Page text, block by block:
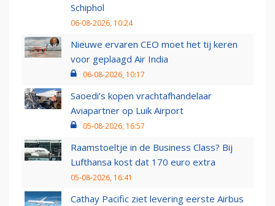
Schiphol
06-08-2026, 10:24
Nieuwe ervaren CEO moet het tij keren
voor geplaagd Air India
06-08-2026, 10:17
Saoedi’s kopen vrachtafhandelaar
Aviapartner op Luik Airport
05-08-2026, 16:57
Raamstoeltje in de Business Class? Bij
Lufthansa kost dat 170 euro extra
05-08-2026, 16:41
Cathay Pacific ziet levering eerste Airbus